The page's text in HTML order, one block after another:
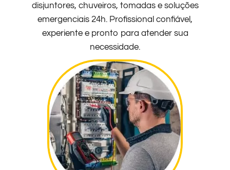
disjuntores, chuveiros, tomadas e soluções
emergenciais 24h. Profissional confiável,
experiente e pronto para atender sua
necessidade.